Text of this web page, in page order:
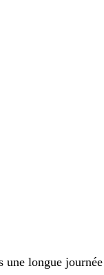
une longue